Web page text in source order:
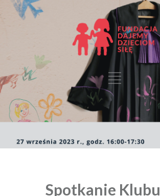
Spotkanie Klubu